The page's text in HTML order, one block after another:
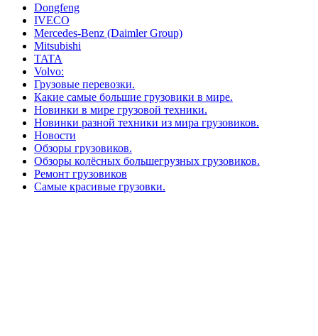
Dongfeng
IVECO
Mercedes-Benz (Daimler Group)
Mitsubishi
TATA
Volvo:
Грузовые перевозки.
Какие самые большие грузовики в мире.
Новинки в мире грузовой техники.
Новинки разной техники из мира грузовиков.
Новости
Обзоры грузовиков.
Обзоры колёсных большегрузных грузовиков.
Ремонт грузовиков
Самые красивые грузовки.